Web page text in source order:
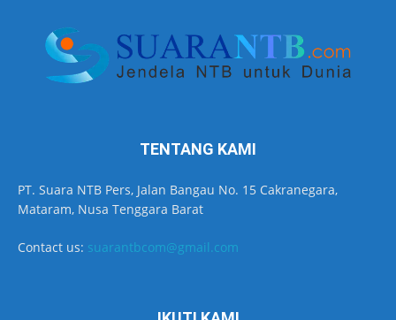
TENTANG KAMI
PT. Suara NTB Pers, Jalan Bangau No. 15 Cakranegara,
Mataram, Nusa Tenggara Barat
Contact us: suarantbcom@gmail.com